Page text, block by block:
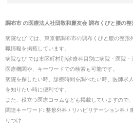
調布市の医療法人社団敬和慶友会 調布くびと腰の
病院なび では、 東京都調布市の調布くびと腰の整形
職情報を掲載しています。
病院なび では市区町村別/診療科目別に病院・医院
医療機関や、キーワードでの検索も可能です。
病院を探したい時、診療時間を調べたい時、医師求
を知りたい時に便利です。
また、役立つ医療コラムなども掲載していますので
関連キーワード: 整形外科 / リハビリテーション科 /
りつけ